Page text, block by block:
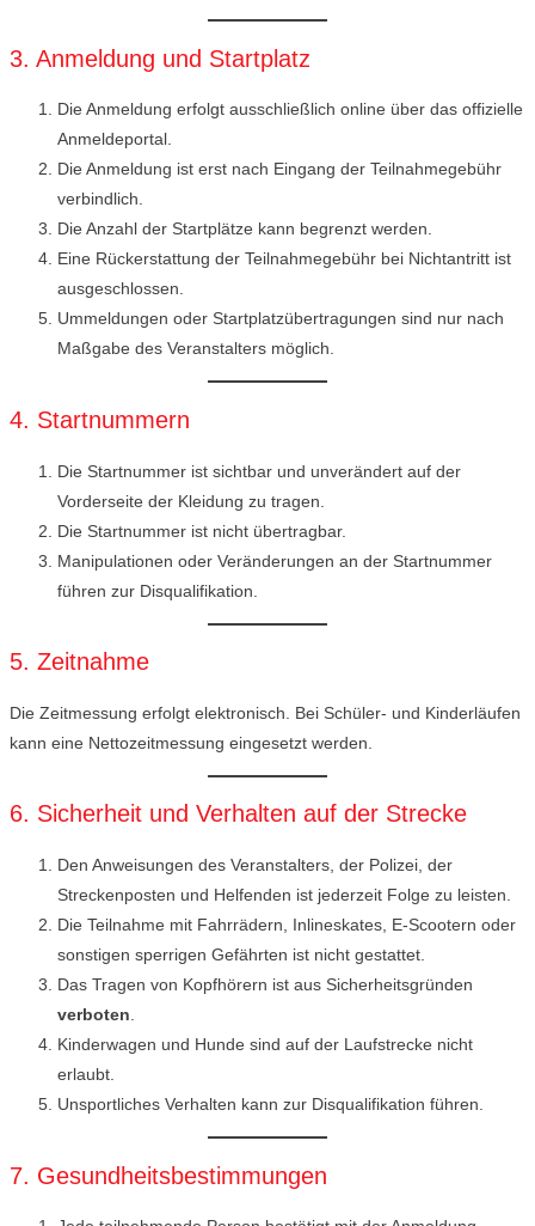
3. Anmeldung und Startplatz
Die Anmeldung erfolgt ausschließlich online über das offizielle
Anmeldeportal.
Die Anmeldung ist erst nach Eingang der Teilnahmegebühr
verbindlich.
Die Anzahl der Startplätze kann begrenzt werden.
Eine Rückerstattung der Teilnahmegebühr bei Nichtantritt ist
ausgeschlossen.
Ummeldungen oder Startplatzübertragungen sind nur nach
Maßgabe des Veranstalters möglich.
4. Startnummern
Die Startnummer ist sichtbar und unverändert auf der
Vorderseite der Kleidung zu tragen.
Die Startnummer ist nicht übertragbar.
Manipulationen oder Veränderungen an der Startnummer
führen zur Disqualifikation.
5. Zeitnahme
Die Zeitmessung erfolgt elektronisch. Bei Schüler- und Kinderläufen
kann eine Nettozeitmessung eingesetzt werden.
6. Sicherheit und Verhalten auf der Strecke
Den Anweisungen des Veranstalters, der Polizei, der
Streckenposten und Helfenden ist jederzeit Folge zu leisten.
Die Teilnahme mit Fahrrädern, Inlineskates, E-Scootern oder
sonstigen sperrigen Gefährten ist nicht gestattet.
Das Tragen von Kopfhörern ist aus Sicherheitsgründen
verboten
Kinderwagen und Hunde sind auf der Laufstrecke nicht
erlaubt.
Unsportliches Verhalten kann zur Disqualifikation führen.
7. Gesundheitsbestimmungen